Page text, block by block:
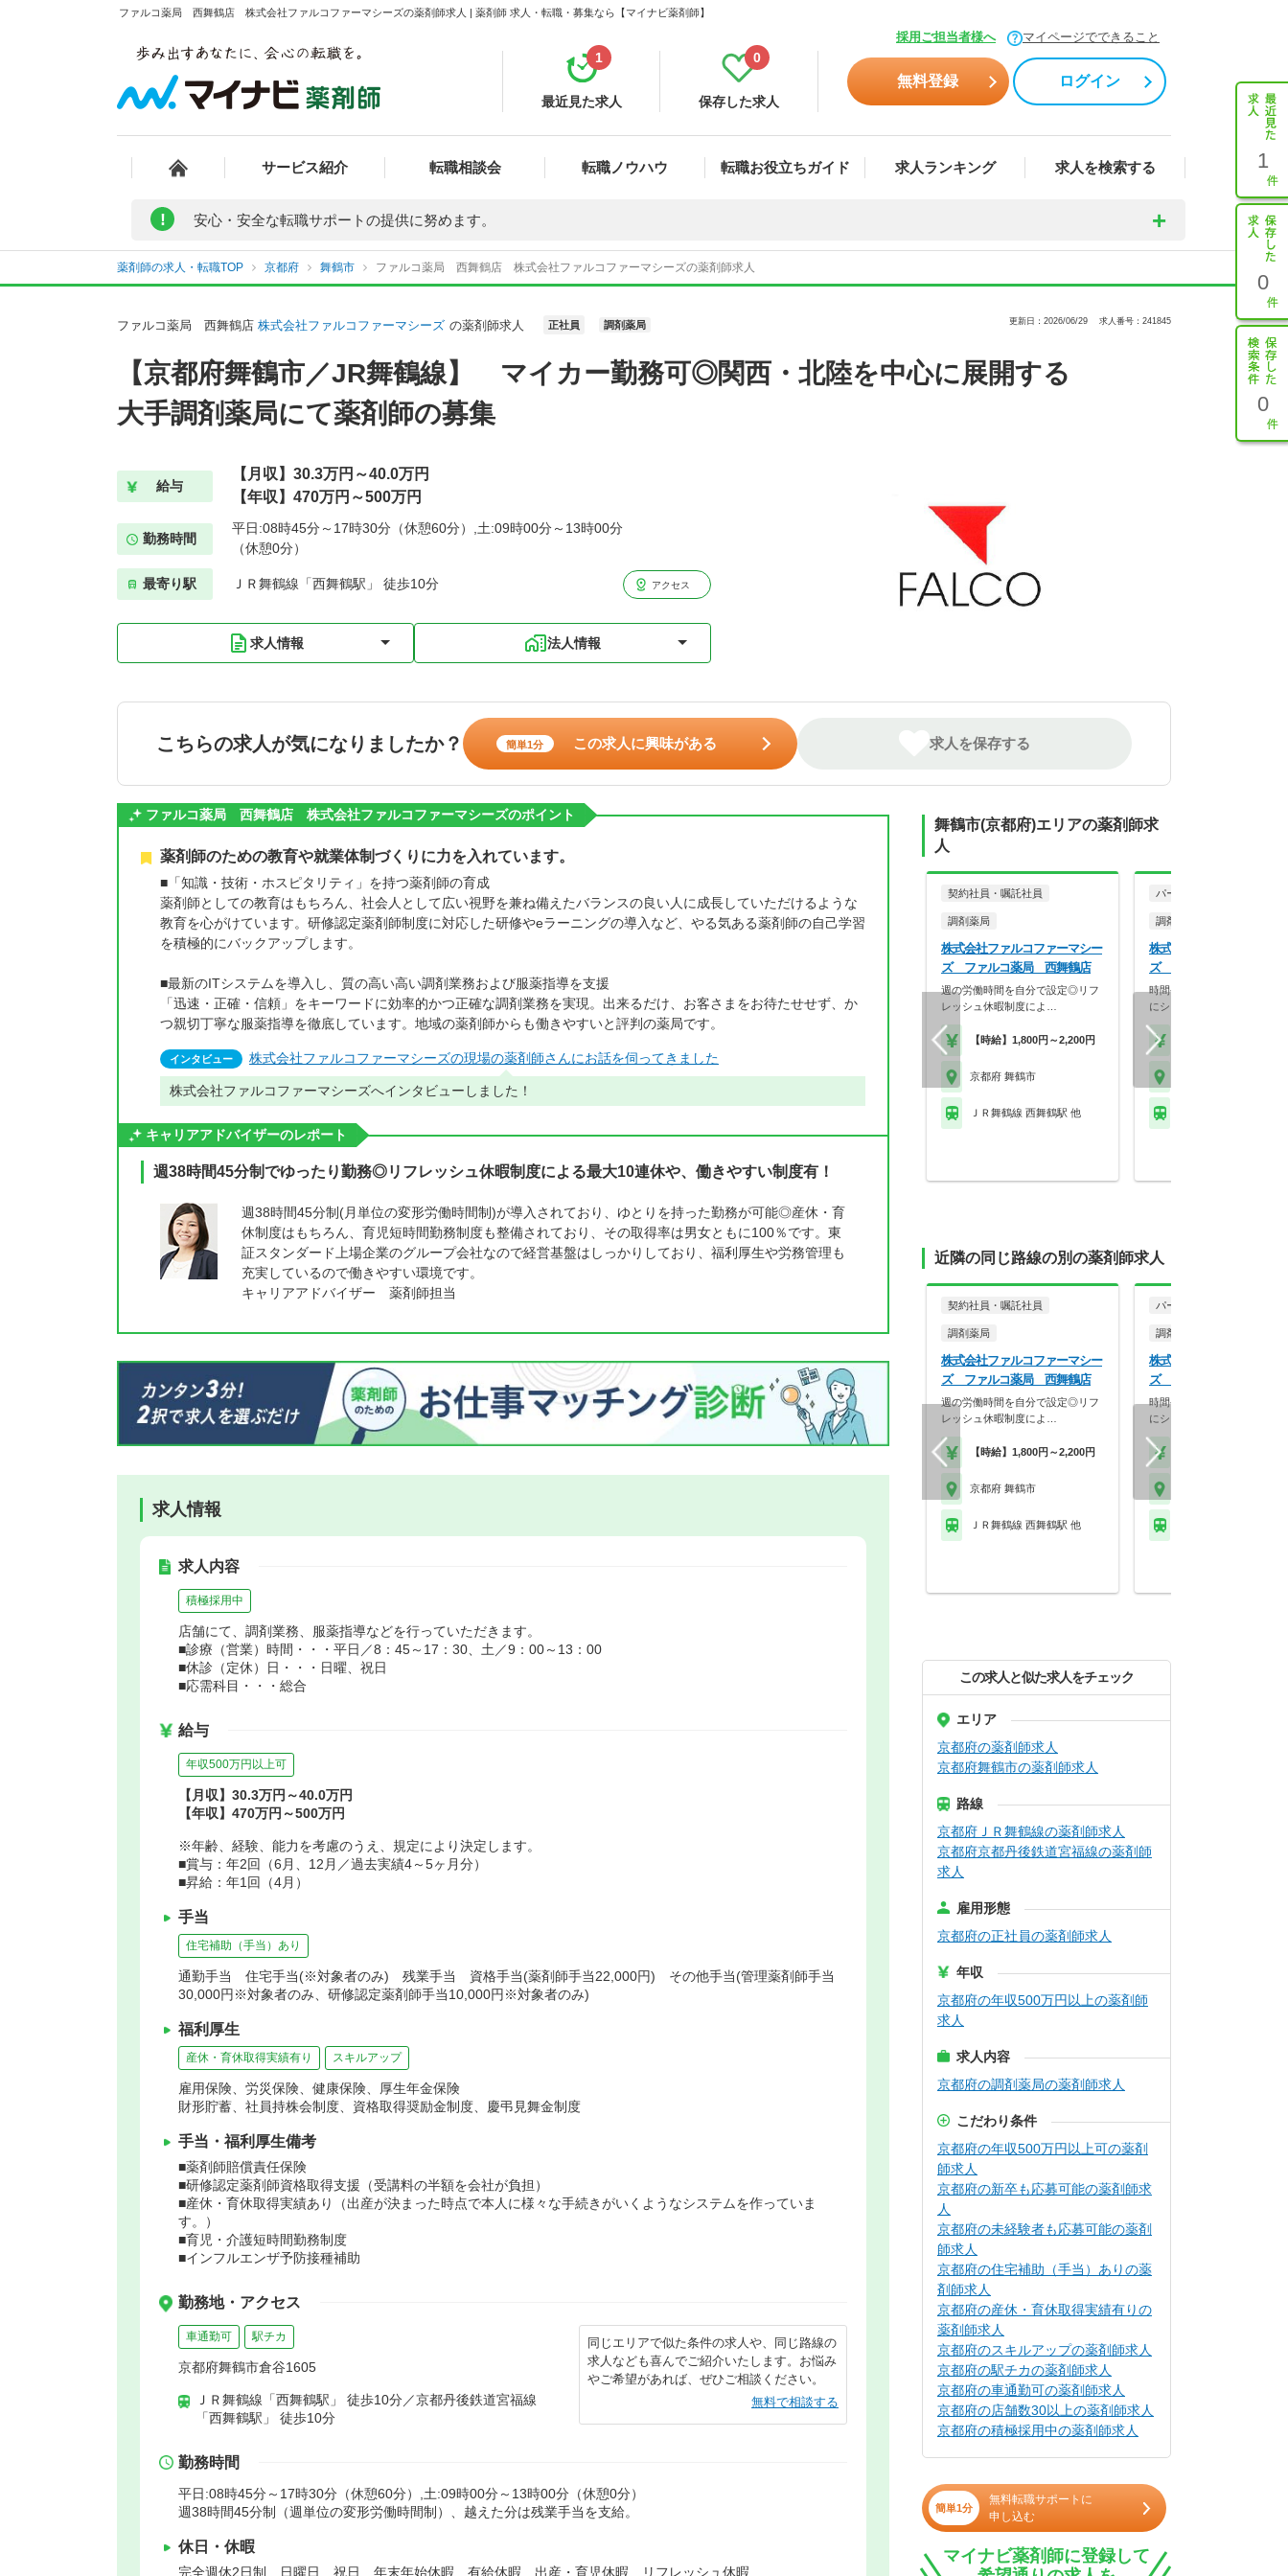
ファルコ薬局 西舞鶴店 株式会社ファルコファーマシーズの薬剤師求人 | 薬剤師 求人・転職・募集なら【マイナビ薬剤師】
採用ご担当者様へ マイページでできること
最近見た求人
1
保存した求人
0
無料登録 ログイン
サービス紹介 転職相談会 転職ノウハウ 転職お役立ちガイド 求人ランキング 求人を検索する 1
0
0
! 安心・安全な転職サポートの提供に努めます。
薬剤師の求人・転職TOP 京都府 舞鶴市 ファルコ薬局 西舞鶴店 株式会社ファルコファーマシーズの薬剤師求人
ファルコ薬局 西舞鶴店 株式会社ファルコファーマシーズ の薬剤師求人 正社員 調剤薬局 更新日：2026/06/29 求人番号：241845
【京都府舞鶴市／JR舞鶴線】 マイカー勤務可◎関西・北陸を中心に展開する
大手調剤薬局にて薬剤師の募集
給与
【月収】30.3万円～40.0万円
【年収】470万円～500万円
勤務時間
平日:08時45分～17時30分（休憩60分）,土:09時00分～13時00分
（休憩0分）
最寄り駅 ＪＲ舞鶴線「西舞鶴駅」 徒歩10分 アクセス
求人情報 法人情報
こちらの求人が気になりましたか？ 簡単1分 この求人に興味がある 求人を保存する
ファルコ薬局 西舞鶴店 株式会社ファルコファーマシーズのポイント
薬剤師のための教育や就業体制づくりに力を入れています。
■「知識・技術・ホスピタリティ」を持つ薬剤師の育成
薬剤師としての教育はもちろん、社会人として広い視野を兼ね備えたバランスの良い人に成長していただけるような
教育を心がけています。研修認定薬剤師制度に対応した研修やeラーニングの導入など、やる気ある薬剤師の自己学習
を積極的にバックアップします。
■最新のITシステムを導入し、質の高い高い調剤業務および服薬指導を支援
「迅速・正確・信頼」をキーワードに効率的かつ正確な調剤業務を実現。出来るだけ、お客さまをお待たせせず、か
つ親切丁寧な服薬指導を徹底しています。地域の薬剤師からも働きやすいと評判の薬局です。
インタビュー 株式会社ファルコファーマシーズの現場の薬剤師さんにお話を伺ってきました
株式会社ファルコファーマシーズへインタビューしました！
キャリアアドバイザーのレポート
週38時間45分制でゆったり勤務◎リフレッシュ休暇制度による最大10連休や、働きやすい制度有！
週38時間45分制(月単位の変形労働時間制)が導入されており、ゆとりを持った勤務が可能◎産休・育
休制度はもちろん、育児短時間勤務制度も整備されており、その取得率は男女ともに100％です。東
証スタンダード上場企業のグループ会社なので経営基盤はしっかりしており、福利厚生や労務管理も
充実しているので働きやすい環境です。
キャリアアドバイザー 薬剤師担当
求人情報
求人内容
積極採用中
店舗にて、調剤業務、服薬指導などを行っていただきます。
■診療（営業）時間・・・平日／8：45～17：30、土／9：00～13：00
■休診（定休）日・・・日曜、祝日
■応需科目・・・総合
給与
年収500万円以上可
【月収】30.3万円～40.0万円
【年収】470万円～500万円
※年齢、経験、能力を考慮のうえ、規定により決定します。
■賞与：年2回（6月、12月／過去実績4～5ヶ月分）
■昇給：年1回（4月）
手当
住宅補助（手当）あり
通勤手当 住宅手当(※対象者のみ) 残業手当 資格手当(薬剤師手当22,000円) その他手当(管理薬剤師手当
30,000円※対象者のみ、研修認定薬剤師手当10,000円※対象者のみ)
福利厚生
産休・育休取得実績有り スキルアップ
雇用保険、労災保険、健康保険、厚生年金保険
財形貯蓄、社員持株会制度、資格取得奨励金制度、慶弔見舞金制度
手当・福利厚生備考
■薬剤師賠償責任保険
■研修認定薬剤師資格取得支援（受講料の半額を会社が負担）
■産休・育休取得実績あり（出産が決まった時点で本人に様々な手続きがいくようなシステムを作っていま
す。）
■育児・介護短時間勤務制度
■インフルエンザ予防接種補助
勤務地・アクセス
車通勤可 駅チカ
京都府舞鶴市倉谷1605
ＪＲ舞鶴線「西舞鶴駅」 徒歩10分／京都丹後鉄道宮福線
「西舞鶴駅」 徒歩10分
同じエリアで似た条件の求人や、同じ路線の
求人なども喜んでご紹介いたします。お悩み
やご希望があれば、ぜひご相談ください。
無料で相談する
勤務時間
平日:08時45分～17時30分（休憩60分）,土:09時00分～13時00分（休憩0分）
週38時間45分制（週単位の変形労働時間制）、越えた分は残業手当を支給。
休日・休暇
完全週休2日制 日曜日 祝日 年末年始休暇 有給休暇 出産・育児休暇 リフレッシュ休暇
舞鶴市(京都府)エリアの薬剤師求
人
契約社員・嘱託社員
調剤薬局
株式会社ファルコファーマシー
ズ ファルコ薬局 西舞鶴店
週の労働時間を自分で設定◎リフ
レッシュ休暇制度によ…
【時給】1,800円～2,200円
京都府 舞鶴市
ＪＲ舞鶴線 西舞鶴駅 他
パート・アルバイト
調剤薬局
株式会社ファルコファー
ズ ファルコ薬局 西舞鶴
時間や曜日に制限のある方も
にシフトのご相談が可…
近隣の同じ路線の別の薬剤師求人
契約社員・嘱託社員
調剤薬局
株式会社ファルコファーマシー
ズ ファルコ薬局 西舞鶴店
週の労働時間を自分で設定◎リフ
レッシュ休暇制度によ…
【時給】1,800円～2,200円
京都府 舞鶴市
ＪＲ舞鶴線 西舞鶴駅 他
パート・アルバイト
調剤薬局
株式会社ファルコファー
ズ ファルコ薬局 西舞鶴
時間や曜日に制限のある方も
にシフトのご相談が可…
この求人と似た求人をチェック
エリア
京都府の薬剤師求人
京都府舞鶴市の薬剤師求人
路線
京都府ＪＲ舞鶴線の薬剤師求人
京都府京都丹後鉄道宮福線の薬剤師
求人
雇用形態
京都府の正社員の薬剤師求人
年収
京都府の年収500万円以上の薬剤師
求人
求人内容
京都府の調剤薬局の薬剤師求人
こだわり条件
京都府の年収500万円以上可の薬剤
師求人
京都府の新卒も応募可能の薬剤師求
人
京都府の未経験者も応募可能の薬剤
師求人
京都府の住宅補助（手当）ありの薬
剤師求人
京都府の産休・育休取得実績有りの
薬剤師求人
京都府のスキルアップの薬剤師求人
京都府の駅チカの薬剤師求人
京都府の車通勤可の薬剤師求人
京都府の店舗数30以上の薬剤師求人
京都府の積極採用中の薬剤師求人
簡単1分
無料転職サポートに
申し込む
マイナビ薬剤師に登録して